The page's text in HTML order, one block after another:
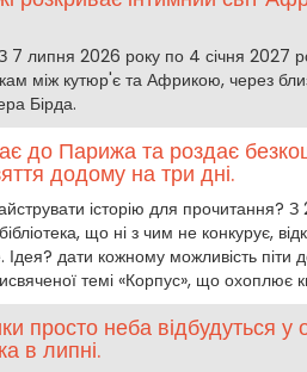
7 липня 2026 року по 4 січня 2027
між кутюр'є та Африкою, через
Бірда.
до Парижа та роздає
додому на три дні.
історію для прочитання?
що ні з чим не конкурує,
дати кожному можливість піти
темі «Корпус», що охоплює
просто неба відбудуться у
в липні.